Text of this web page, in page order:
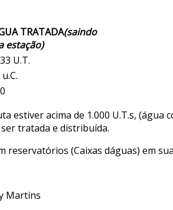
TRATADA(saindo
estação)
U.T.
estiver acima de 1.000 U.T.s,
tratada e distribuída.
(Caixas dáguas) em